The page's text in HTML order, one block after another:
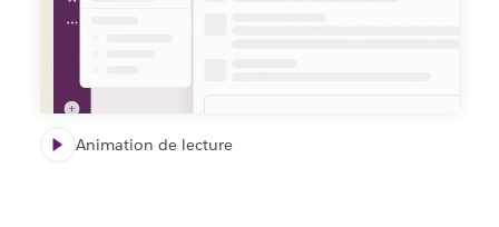
Animation de lecture